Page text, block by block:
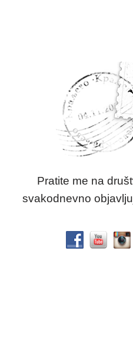
Pratite me na
svakodnevno